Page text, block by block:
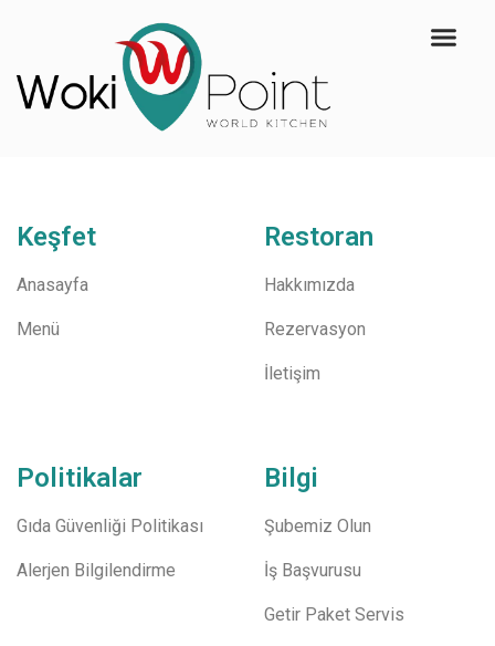
Keşfet
Anasayfa
Menü
Restoran
Hakkımızda
Rezervasyon
İletişim
Bilgi
Şubemiz Olun
İş Başvurusu
Getir Paket Servis
Politikalar
Gıda Güvenliği Politikası
Alerjen Bilgilendirme